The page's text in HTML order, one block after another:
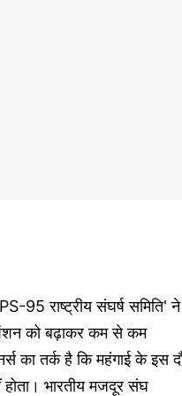
95 राष्ट्रीय संघर्ष समिति' ने
को बढ़ाकर कम से कम
का तर्क है कि महंगाई के इस
होता। भारतीय मजदूर संघ